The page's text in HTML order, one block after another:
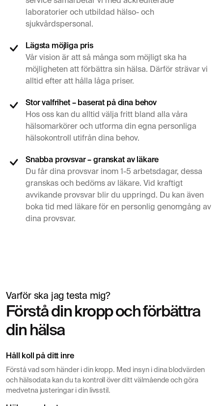
laboratorier och utbildad hälso- och
sjukvårdspersonal.
Lägsta möjliga pris
Vår vision är att så många som möjligt ska ha
möjligheten att förbättra sin hälsa. Därför strävar vi
alltid efter att hålla låga priser.
Stor valfrihet – baserat på dina behov
Hos oss kan du alltid välja fritt bland alla våra
hälsomarkörer och utforma din egna personliga
hälsokontroll utifrån dina behov.
Snabba provsvar – granskat av läkare
Du får dina provsvar inom 1-5 arbetsdagar, dessa
granskas och bedöms av läkare. Vid kraftigt
avvikande provsvar blir du uppringd. Du kan även
boka tid med läkare för en personlig genomgång av
dina provsvar.
Simon Mäntylä
Lämnar blodprov inför hälsokontroll
Varför ska jag testa mig?
Förstå din kropp och förbättra
din hälsa
Håll koll på ditt inre
Förstå vad som händer i din kropp. Med insyn i dina blodvärden
och hälsodata kan du ta kontroll över ditt välmående och göra
medvetna justeringar i din livsstil.